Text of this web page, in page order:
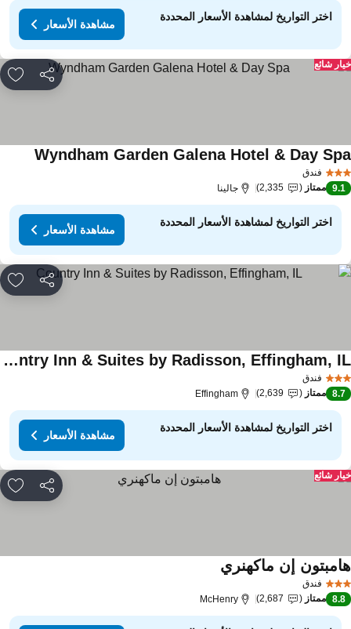
اختر التواريخ لمشاهدة الأسعار المحددة
مشاهدة الأسعار
مشاركة
شائع
فندق
Wyndham Garden Galena Hotel & Day
9.1 ممتاز 2,335 جالينا
اختر التواريخ لمشاهدة الأسعار المحددة
مشاهدة الأسعار
مشاركة
فندق
Country Inn & Suites by Radisson, Effingham, IL
8.7 ممتاز 2,639
Effingham
اختر التواريخ لمشاهدة الأسعار المحددة
مشاهدة الأسعار
مشاركة
شائع
فندق
إن ماكهنري
8.8 ممتاز 2,687
McHenry